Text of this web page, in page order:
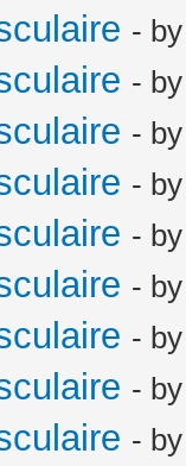
-
-
-
-
-
-
-
-
-